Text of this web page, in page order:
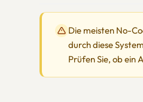
Die meisten No-
durch diese
Prüfen Sie, ob ein